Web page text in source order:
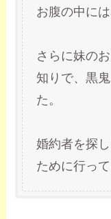
お腹の中に
さらに妹の
知りで、黒
た。
婚約者を探
ために行っ